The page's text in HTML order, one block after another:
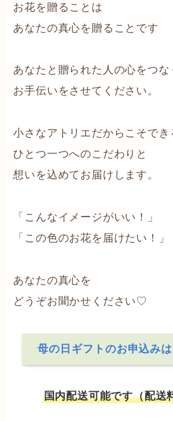
お花を贈ることは
あなたの真心を贈ることです
あなたと贈られた人の心をつな
お手伝いをさせてください。
小さなアトリエだからこそでき
ひとつ一つへのこだわりと
想いを込めてお届けします。
「こんなイメージがいい！」
「この色のお花を届けたい！」
あなたの真心を
どうぞお聞かせください♡
母の日ギフトのお申込み
国内配送可能です（配送